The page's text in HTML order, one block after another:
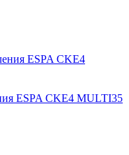
ESPA CKE4 MULTI35